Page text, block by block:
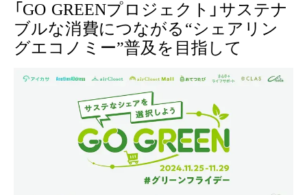
「GO GREENプロジェクト」サステナ
ブルな消費につながる“シェアリン
グエコノミー”普及を目指して